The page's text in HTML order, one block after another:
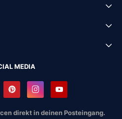
MEDIA
direkt in deinen Posteingang.